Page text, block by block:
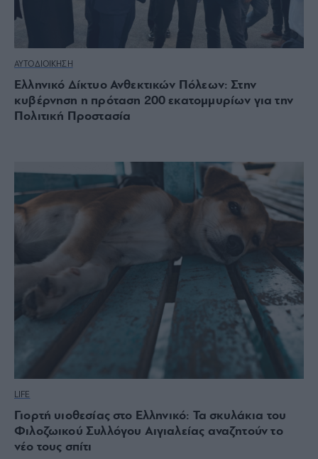
ΑΥΤΟΔΙΟΙΚΗΣΗ
Ελληνικό Δίκτυο Ανθεκτικών Πόλεων: Στην
κυβέρνηση η πρόταση 200 εκατομμυρίων για την
Πολιτική Προστασία
LIFE
Γιορτή υιοθεσίας στο Ελληνικό: Τα σκυλάκια του
Φιλοζωικού Συλλόγου Αιγιαλείας αναζητούν το
νέο τους σπίτι